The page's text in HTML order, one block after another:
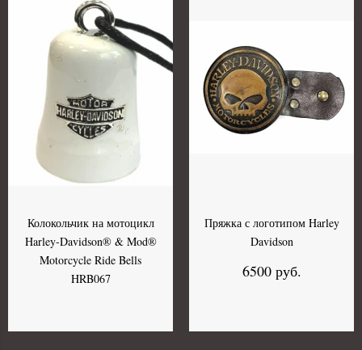
Колокольчик на мотоцикл
Harley-Davidson® & Mod®
Motorcycle Ride Bells
HRB067
Пряжка с логотипом Harley
Davidson
6500 руб.